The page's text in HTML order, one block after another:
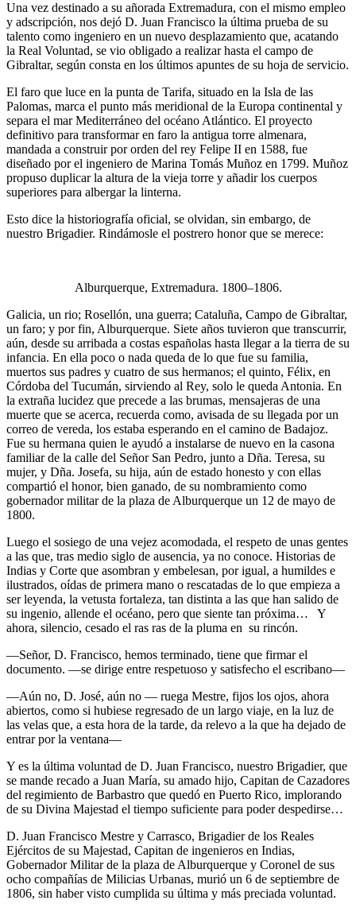
Una vez destinado a su añorada Extremadura, con el mismo empleo
y adscripción, nos dejó D. Juan Francisco la última prueba de su
talento como ingeniero en un nuevo desplazamiento que, acatando
la Real Voluntad, se vio obligado a realizar hasta el campo de
Gibraltar, según consta en los últimos apuntes de su hoja de servicio.
El faro que luce en la punta de Tarifa, situado en la Isla de las
Palomas, marca el punto más meridional de la Europa continental y
separa el mar Mediterráneo del océano Atlántico. El proyecto
definitivo para transformar en faro la antigua torre almenara,
mandada a construir por orden del rey Felipe II en 1588, fue
diseñado por el ingeniero de Marina Tomás Muñoz en 1799. Muñoz
propuso duplicar la altura de la vieja torre y añadir los cuerpos
superiores para albergar la linterna.
Esto dice la historiografía oficial, se olvidan, sin embargo, de
nuestro Brigadier. Rindámosle el postrero honor que se merece:
Alburquerque, Extremadura. 1800–1806.
Galicia, un rio; Rosellón, una guerra; Cataluña, Campo de Gibraltar,
un faro; y por fin, Alburquerque. Siete años tuvieron que transcurrir,
aún, desde su arribada a costas españolas hasta llegar a la tierra de su
infancia. En ella poco o nada queda de lo que fue su familia,
muertos sus padres y cuatro de sus hermanos; el quinto, Félix, en
Córdoba del Tucumán, sirviendo al Rey, solo le queda Antonia. En
la extraña lucidez que precede a las brumas, mensajeras de una
muerte que se acerca, recuerda como, avisada de su llegada por un
correo de vereda, los estaba esperando en el camino de Badajoz.
Fue su hermana quien le ayudó a instalarse de nuevo en la casona
familiar de la calle del Señor San Pedro, junto a Dña. Teresa, su
mujer, y Dña. Josefa, su hija, aún de estado honesto y con ellas
compartió el honor, bien ganado, de su nombramiento como
gobernador militar de la plaza de Alburquerque un 12 de mayo de
1800.
Luego el sosiego de una vejez acomodada, el respeto de unas gentes
a las que, tras medio siglo de ausencia, ya no conoce. Historias de
Indias y Corte que asombran y embelesan, por igual, a humildes e
ilustrados, oídas de primera mano o rescatadas de lo que empieza a
ser leyenda, la vetusta fortaleza, tan distinta a las que han salido de
su ingenio, allende el océano, pero que siente tan próxima… Y
ahora, silencio, cesado el ras ras de la pluma en su rincón.
—Señor, D. Francisco, hemos terminado, tiene que firmar el
documento. —se dirige entre respetuoso y satisfecho el escribano—
—Aún no, D. José, aún no — ruega Mestre, fijos los ojos, ahora
abiertos, como si hubiese regresado de un largo viaje, en la luz de
las velas que, a esta hora de la tarde, da relevo a la que ha dejado de
entrar por la ventana—
Y es la última voluntad de D. Juan Francisco, nuestro Brigadier, que
se mande recado a Juan María, su amado hijo, Capitan de Cazadores
del regimiento de Barbastro que quedó en Puerto Rico, implorando
de su Divina Majestad el tiempo suficiente para poder despedirse…
D. Juan Francisco Mestre y Carrasco, Brigadier de los Reales
Ejércitos de su Majestad, Capitan de ingenieros en Indias,
Gobernador Militar de la plaza de Alburquerque y Coronel de sus
ocho compañías de Milicias Urbanas, murió un 6 de septiembre de
1806, sin haber visto cumplida su última y más preciada voluntad.